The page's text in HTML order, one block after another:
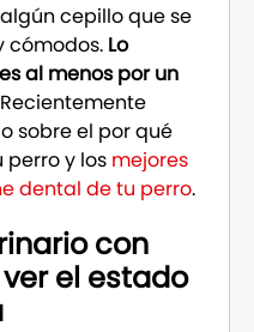
cepillo que se
cómodos. Lo
al menos por un
sobre el por qué
y los mejores
dental de tu perro.
con
el estado